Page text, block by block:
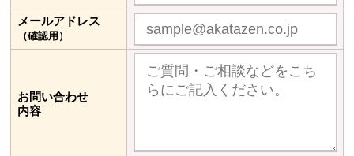
メールアドレス
（確認用）
お問い合わせ
内容